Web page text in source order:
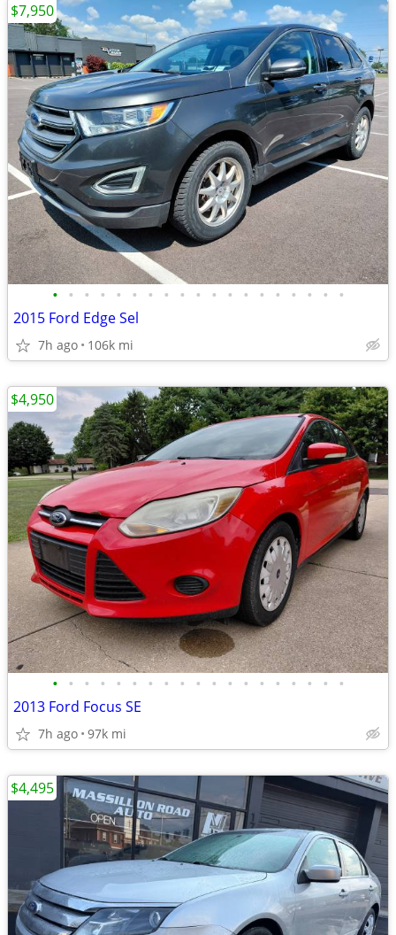
• • • • • • • • • • • • • • • • • • •
2015 Ford Edge Sel
7h ago 106k mi
$7,950
• • • • • • • • • • • • • • • • • • •
2013 Ford Focus SE
7h ago 97k mi
$4,950
$4,495